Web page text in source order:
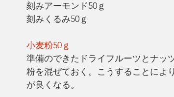
刻みアーモンド50ｇ
刻みくるみ50ｇ
小麦粉50ｇ
準備のできたドライフルーツとナッ
粉を混ぜておく。こうすることによ
が良くなる。